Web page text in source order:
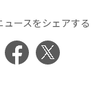
ュースをシェアする